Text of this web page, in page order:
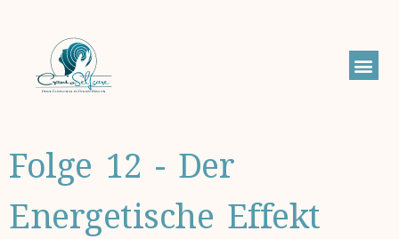
Folge 12 - Der
Energetische Effekt